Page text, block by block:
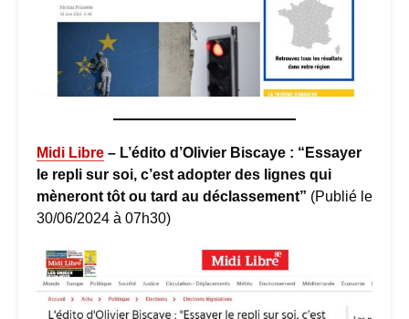
Midi Libre – L’édito d’Olivier Biscaye : “Essayer
le repli sur soi, c’est adopter des lignes qui
mèneront tôt ou tard au déclassement” (Publié le
30/06/2024 à 07h30)